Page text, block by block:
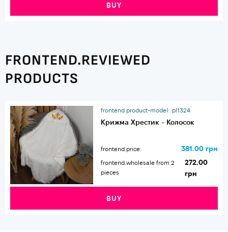
BUY
FRONTEND.REVIEWED
PRODUCTS
frontend.product-model: pl1324
Крижма Хрестик - Колосок
frontend.price: 381.00 грн
frontend.wholesale from 2
pieces
272.00
грн
BUY